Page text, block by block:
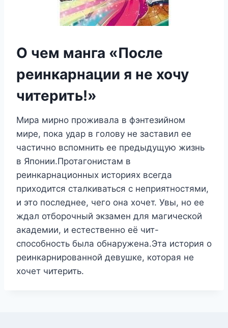
О чем манга «После
реинкарнации я не хочу
читерить!»
Мира мирно проживала в фэнтезийном
мире, пока удар в голову не заставил ее
частично вспомнить ее предыдущую жизнь
в Японии.Протагонистам в
реинкарнационных историях всегда
приходится сталкиваться с неприятностями,
и это последнее, чего она хочет. Увы, но ее
ждал отборочный экзамен для магической
академии, и естественно её чит-
способность была обнаружена.Эта история о
реинкарнированной девушке, которая не
хочет читерить.